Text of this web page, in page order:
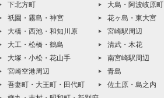
下北方町
祇園・霧島・神宮
大橋・西池・和知川原
大工・松橋・鶴島
大塚・小松・花山手
宮崎空港周辺
吾妻町・大王町・田代町
大島・阿波岐原町
花ヶ島・東大宮
宮崎駅周辺
清武・木花
南宮崎駅周辺
青島
佐土原・島之内